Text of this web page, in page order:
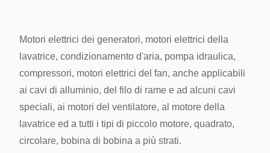
minuto
Piegando & tagliando
precisione
0.2mm
Alimentazione elettrica 220V, 50/60Hz, 0.5kW
Motori elettrici dei generatori, motori elettrici della
lavatrice, condizionamento d'aria, pompa idraulica,
compressori, motori elettrici del fan, anche applicabili
ai cavi di alluminio, del filo di rame e ad alcuni cavi
speciali, ai motori del ventilatore, al motore della
lavatrice ed a tutti i tipi di piccolo motore, quadrato,
circolare, bobina di bobina a più strati.